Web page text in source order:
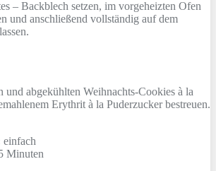
– Backblech setzen, im vorgeheizten Ofen
und anschließend vollständig auf dem
und abgekühlten Weihnachts-Cookies à la
Erythrit à la Puderzucker bestreuen.
einfach
Minuten